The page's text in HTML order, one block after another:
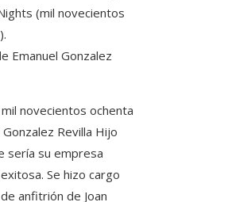
(mil novecientos
Emanuel Gonzalez
novecientos ochenta
Revilla Hijo
sería su empresa
Se hizo cargo
anfitrión de Joan